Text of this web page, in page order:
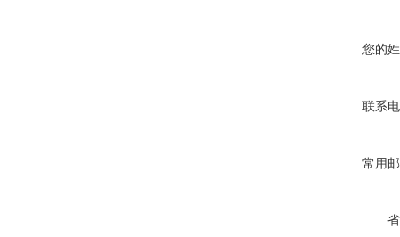
您的
联系
常用